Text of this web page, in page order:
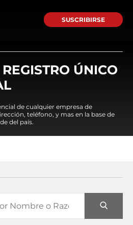
SUSCRIBIRSE
ÚNICO
de cualquier empresa de
teléfono, y mas en la base de
del país.